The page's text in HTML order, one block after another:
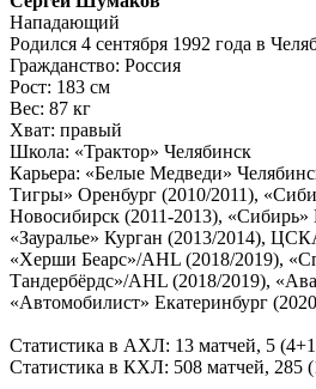
Нападающий
Родился 4 сентября 1992 года в
Гражданство: Россия
Рост: 183 см
Вес: 87 кг
Хват: правый
Школа: «Трактор» Челябинск
Карьера: «Белые Медведи»
Тигры» Оренбург (2010/2011),
Новосибирск (2011-2013), «Сибирь»
«Зауралье» Курган (2013/2014),
«Херши Беарс»/AHL (2018/2019),
Тандербёрдс»/AHL (2018/2019),
«Автомобилист» Екатеринбург
Статистика в АХЛ: 13 матчей, 5
Статистика в КХЛ: 508 матчей, 285